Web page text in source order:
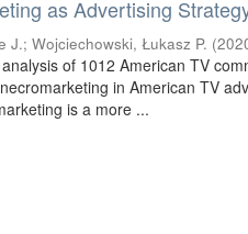
as Advertising
J.;Wojciechowski, Łukasz P. (
of 1012 American TV
in American TV
is a more ...